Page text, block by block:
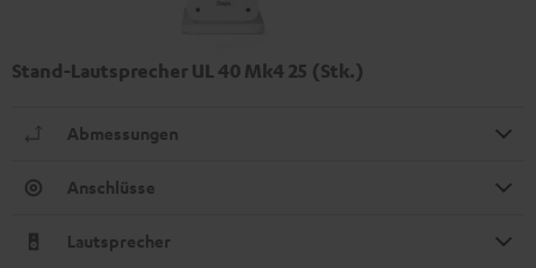
Stand-Lautsprecher UL 40 Mk4 25 (Stk.)
Abmessungen
Anschlüsse
Lautsprecher